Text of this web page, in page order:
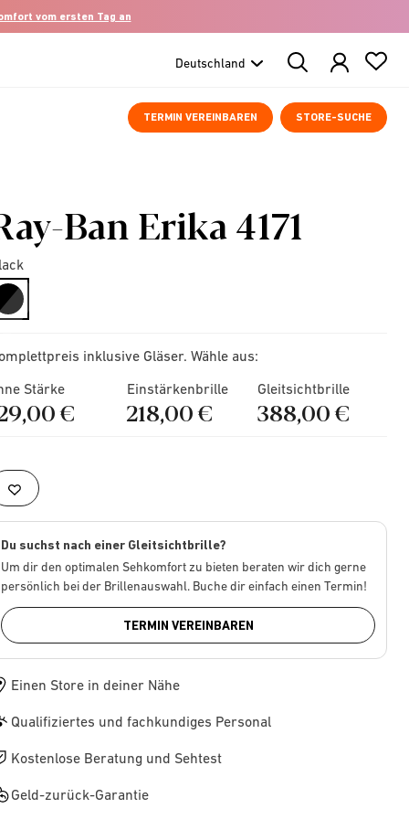
vom ersten Tag an
Search
Products
TERMIN VEREINBAREN STORE-SUCHE
Ban Erika 4171
selected
inklusive Gläser. Wähle aus:
Stärke
€
Einstärkenbrille
218,00 €
Gleitsichtbrille
388,00 €
Du suchst nach einer Gleitsichtbrille?
Um dir den optimalen Sehkomfort zu bieten beraten wir dich gerne
persönlich bei der Brillenauswahl. Buche dir einfach einen Termin!
TERMIN VEREINBAREN
Einen Store in deiner Nähe
Qualifiziertes und fachkundiges Personal
Kostenlose Beratung und Sehtest
Geld-zurück-Garantie